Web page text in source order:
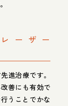
ーザー
進治療です。
善にも有効で
うことでかな